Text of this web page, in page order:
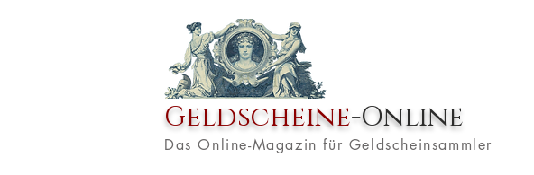
Geldscheine-Online
Das Online-Magazin für Geldscheinsammler